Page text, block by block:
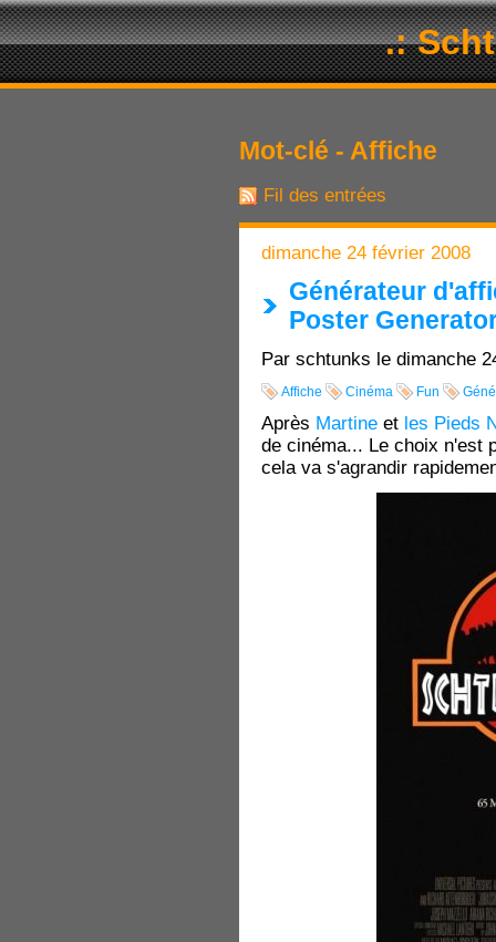
.:
Mot-clé - Affiche
Fil des entrées
dimanche 24 février 2008
Générateur
Poster
Par schtunks le dimanche
Affiche Cinéma Fun
Après Martine et les Pieds
de cinéma... Le choix n'est
cela va s'agrandir